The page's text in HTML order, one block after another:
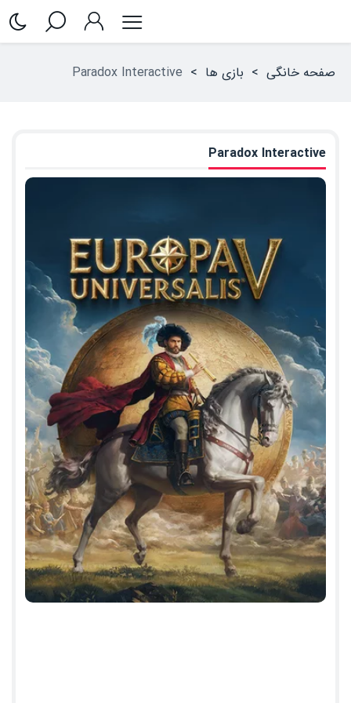
صفحه خانگی > بازی ها >
Paradox Interactive
Paradox Interactive